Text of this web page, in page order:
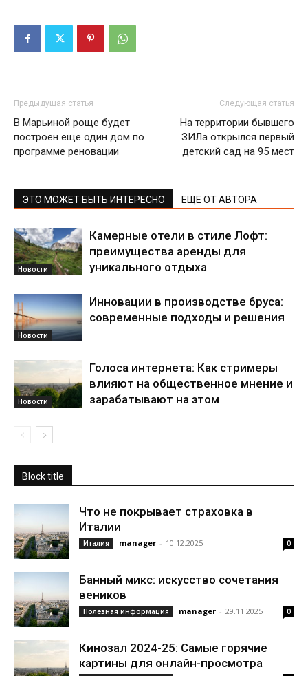
Предыдущая статья
В Марьиной роще будет
построен еще один дом по
программе реновации
Следующая статья
На территории бывшего
ЗИЛа открылся первый
детский сад на 95 мест
ЭТО МОЖЕТ БЫТЬ ИНТЕРЕСНО ЕЩЕ ОТ АВТОРА
Новости
Камерные отели в стиле Лофт:
преимущества аренды для
уникального отдыха
Новости
Инновации в производстве бруса:
современные подходы и решения
Новости
Голоса интернета: Как стримеры
влияют на общественное мнение и
зарабатывают на этом
Block title
Что не покрывает страховка в
Италии
Италия manager - 10.12.2025 0
Банный микс: искусство сочетания
веников
Полезная информация manager - 29.11.2025 0
Кинозал 2024-25: Самые горячие
картины для онлайн-просмотра